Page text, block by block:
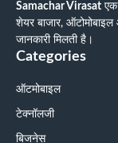
Samachar Virasat एक
शेयर बाजार, ऑटोमोबाइल
जानकारी मिलती है।
Categories
ऑटमोबाइल
टेक्नॉलजी
बिजनेस